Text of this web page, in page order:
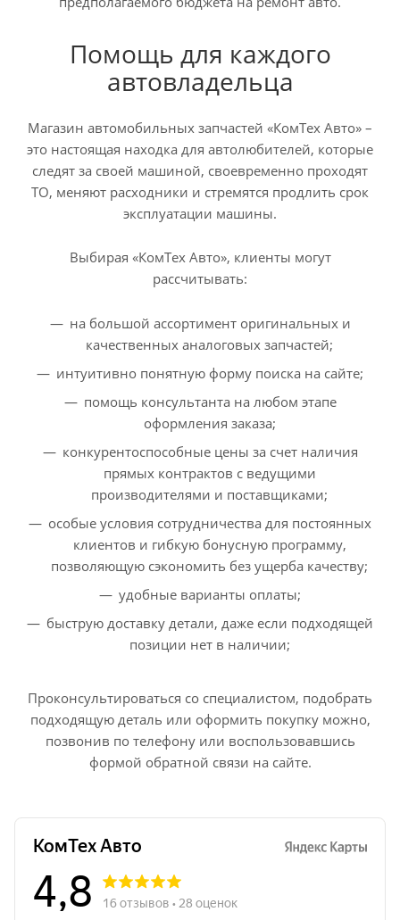
Помощь для каждого
автовладельца
Магазин автомобильных запчастей «КомТех Авто» –
это настоящая находка для автолюбителей, которые
следят за своей машиной, своевременно проходят
ТО, меняют расходники и стремятся продлить срок
эксплуатации машины.
Выбирая «КомТех Авто», клиенты могут
рассчитывать:
на большой ассортимент оригинальных и
качественных аналоговых запчастей;
интуитивно понятную форму поиска на сайте;
помощь консультанта на любом этапе
оформления заказа;
конкурентоспособные цены за счет наличия
прямых контрактов с ведущими
производителями и поставщиками;
особые условия сотрудничества для постоянных
клиентов и гибкую бонусную программу,
позволяющую сэкономить без ущерба качеству;
удобные варианты оплаты;
быструю доставку детали, даже если подходящей
позиции нет в наличии;
Проконсультироваться со специалистом, подобрать
подходящую деталь или оформить покупку можно,
позвонив по телефону или воспользовавшись
формой обратной связи на сайте.